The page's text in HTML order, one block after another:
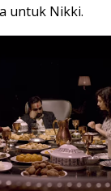
untuk Nikki.